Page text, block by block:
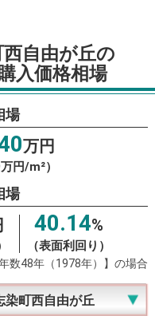
自由が丘の
入価格相場
場
万円
円/m²）
場
40.14%
（表面利回り）
数48年（1978年）】の場合